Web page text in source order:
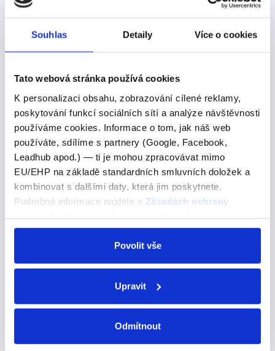
Souhlas Detaily Více o cookies
Tato webová stránka používá cookies
K personalizaci obsahu, zobrazování cílené reklamy,
poskytování funkcí sociálních sítí a analýze návštěvnosti
používáme cookies. Informace o tom, jak náš web
používáte, sdílíme s partnery (Google, Facebook,
Leadhub apod.) — ti je mohou zpracovávat mimo
EU/EHP na základě standardních smluvních doložek a
kombinovat s dalšími daty, která jim poskytnete.
Podrobné informace najdete v Zásadách ochrany
odvolat v nastavení cookies, případně se obrátit na
Povolit vše
Upravit
Odmítnout
Další výrazy nebo fráze v této kategorii našeho
slovníku
on May
on May
Pojďme se podívat na správné řešení
Unfortunately, a fire damaged the original bridge on
May 23, 1970Bohužel požár poškodil původní most 23.
“on” a to proto, že předložku “on”…
was created
was created
Pojďme se podívat na správné řešení